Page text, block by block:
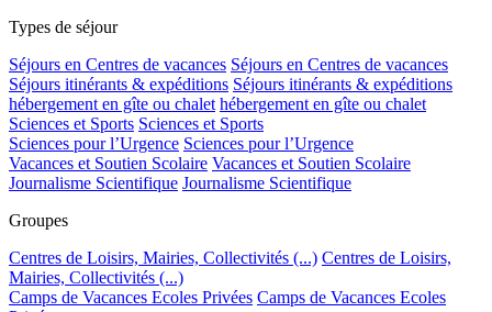
Types de séjour
Séjours en Centres de vacances Séjours en Centres de vacances
Séjours itinérants & expéditions Séjours itinérants & expéditions
hébergement en gîte ou chalet hébergement en gîte ou chalet
Sciences et Sports Sciences et Sports
Sciences pour l’Urgence Sciences pour l’Urgence
Vacances et Soutien Scolaire Vacances et Soutien Scolaire
Journalisme Scientifique Journalisme Scientifique
Groupes
Centres de Loisirs, Mairies, Collectivités (...) Centres de Loisirs,
Mairies, Collectivités (...)
Camps de Vacances Ecoles Privées Camps de Vacances Ecoles